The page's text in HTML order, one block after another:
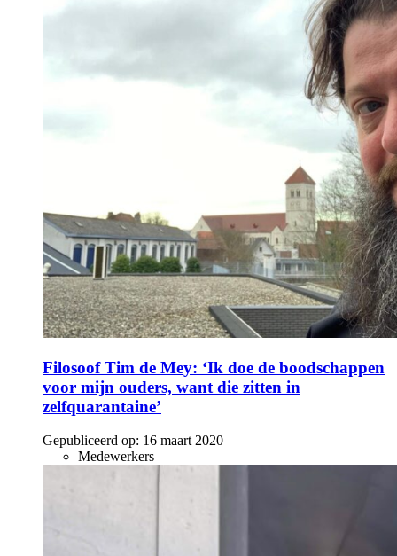
Filosoof Tim de Mey: ‘Ik doe de boodschappen
voor mijn ouders, want die zitten in
zelfquarantaine’
Gepubliceerd op: 16 maart 2020
Medewerkers